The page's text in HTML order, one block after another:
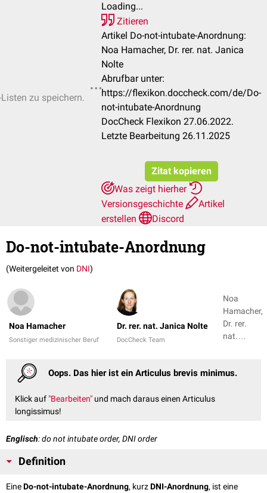
zu speichern.
Loading...
Zitieren
Artikel Do-not-intubate-Anordnung:
Noa Hamacher, Dr. rer. nat. Janica
Nolte
Abrufbar unter:
https://flexikon.doccheck.com/de/Do-
not-intubate-Anordnung
DocCheck Flexikon 27.06.2022.
Letzte Bearbeitung 26.11.2025
Zitat kopieren
Was zeigt hierher
Versionsgeschichte
Artikel
erstellen
Discord
Do-not-intubate-Anordnung
(Weitergeleitet von DNI)
Noa Hamacher
Sonstiger medizinischer Beruf
Dr. rer. nat. Janica Nolte
DocCheck Team
Noa
Hamacher,
Dr. rer.
nat.
Oops. Das hier ist ein Articulus brevis minimus.
Klick auf "Bearbeiten" und mach daraus einen Articulus
longissimus!
Englisch: do not intubate order, DNI order
Definition
EineDo-not-intubate-Anordnung, kurzDNI-Anordnung, ist eine